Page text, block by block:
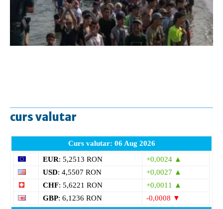
curs valutar
Curs valutar: 06 Aug 2026
EUR: 5,2513 RON
+0,0024 ▲
USD: 4,5507 RON
+0,0027 ▲
CHF: 5,6221 RON
+0,0011 ▲
GBP: 6,1236 RON
-0,0008 ▼